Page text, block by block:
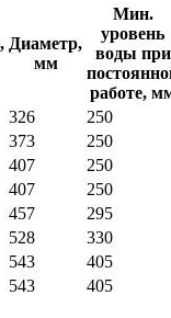
Диаметр,
мм
Мин.
уровень
воды при
работе,
326
250
373
250
407
250
407
250
457
295
528
330
543
405
543 405